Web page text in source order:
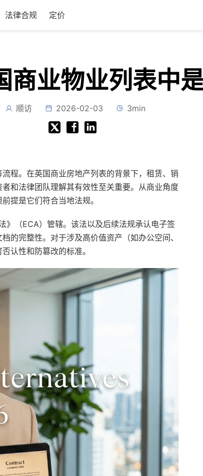
法律合规 定价
业物业列表中是
顺访 2026-02-03 3min
程。在英国商业房地产列表的背景下，租赁、销
和法律团队理解其有效性至关重要。从商业角度
提是它们符合当地法规。
》（ECA）管辖。该法以及后续法规承认电子签
的完整性。对于涉及高价值资产（如办公空间、
认性和防篡改的标准。